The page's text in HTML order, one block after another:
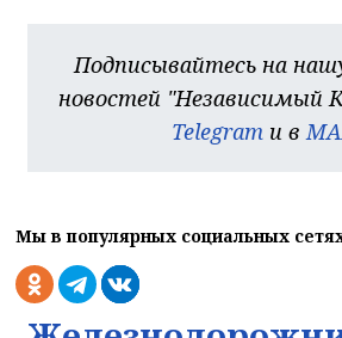
Подписывайтесь на
новостей "Независимый
Telegram и в
Мы в популярных социальных